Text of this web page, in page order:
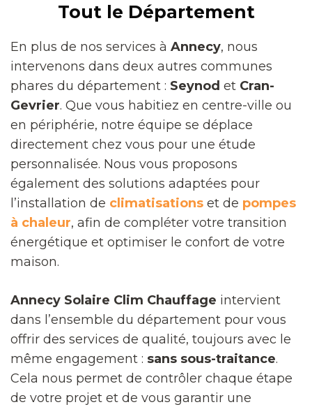
Tout le Département
En plus de nos services à Annecy, nous
intervenons dans deux autres communes
phares du département : Seynod et Cran-
Gevrier. Que vous habitiez en centre-ville ou
en périphérie, notre équipe se déplace
directement chez vous pour une étude
personnalisée. Nous vous proposons
également des solutions adaptées pour
l’installation de climatisations et de pompes
à chaleur, afin de compléter votre transition
énergétique et optimiser le confort de votre
maison.
Annecy Solaire Clim Chauffage intervient
dans l’ensemble du département pour vous
offrir des services de qualité, toujours avec le
même engagement : sans sous-traitance.
Cela nous permet de contrôler chaque étape
de votre projet et de vous garantir une